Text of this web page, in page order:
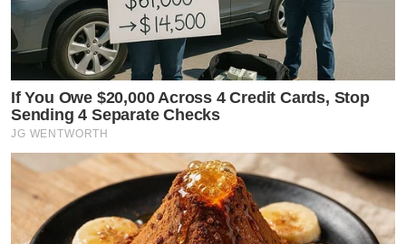
If You Owe $20,000 Across 4 Credit Cards, Stop
Sending 4 Separate Checks
JG WENTWORTH